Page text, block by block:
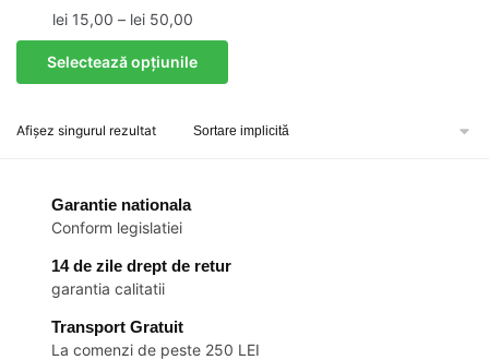
lei15,00 – lei50,00Interval
de
prețuri:
lei 15,00
la
Selectează opțiunile
Acest
produs
mai
Opțiunile
pot
fi
alese
în
pagina
Afișez singurul rezultat
Garantie nationala
Conform legislatiei
14 de zile drept de retur
garantia calitatii
Transport Gratuit
La comenzi de peste 250 LEI